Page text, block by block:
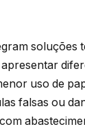
soluções
uso de
falsas ou